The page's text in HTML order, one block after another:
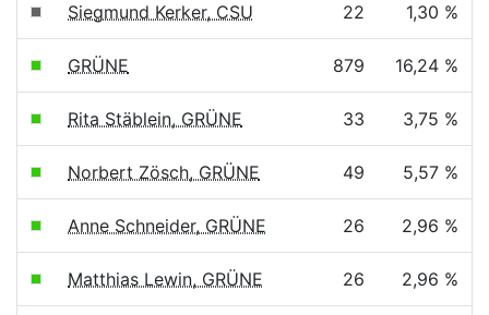
Siegmund Kerker, CSU 22 1,30 %
GRÜNE 879 16,24 %
Rita Stäblein, GRÜNE 33 3,75 %
Norbert Zösch, GRÜNE 49 5,57 %
Anne Schneider, GRÜNE 26 2,96 %
Matthias Lewin, GRÜNE 26 2,96 %